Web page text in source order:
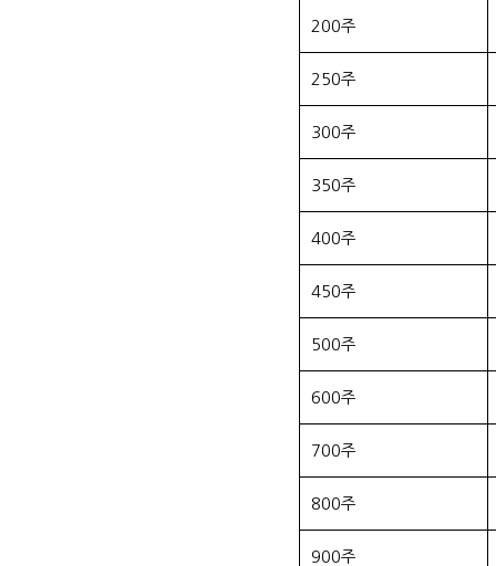
200주
250주
300주
350주
400주
450주
500주
600주
700주
800주
900주